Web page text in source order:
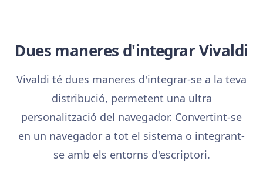
Dues maneres d'integrar Vivaldi
Vivaldi té dues maneres d'integrar-se a la teva
distribució, permetent una ultra
personalització del navegador. Convertint-se
en un navegador a tot el sistema o integrant-
se amb els entorns d'escriptori.